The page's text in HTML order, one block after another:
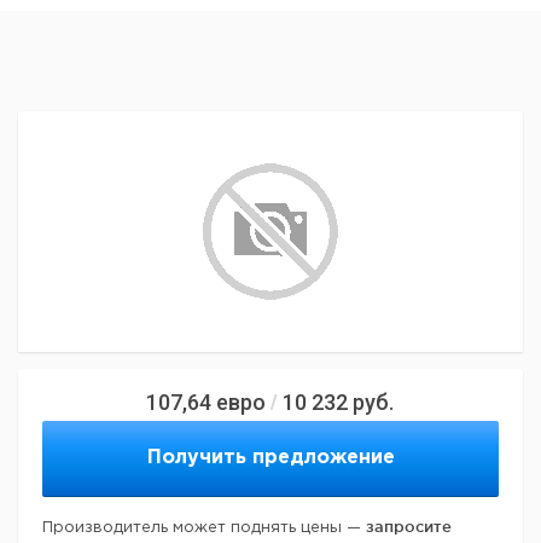
107,64 евро / 10 232 руб.
Получить предложение
Производитель может поднять цены — запросите